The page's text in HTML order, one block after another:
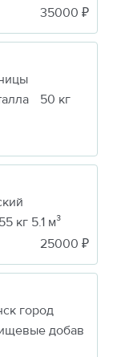
35000 ₽
50 кг
кг 5.1 м³
25000 ₽
город
добав